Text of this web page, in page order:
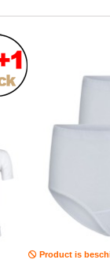
Product is